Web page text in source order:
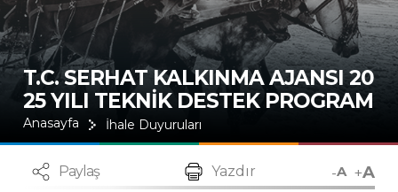
T.C. SERHAT KALKINMA AJANSI 20
25 YILI TEKNİK DESTEK PROGRAM
I (Referans No: TRA2-25-TD01) ÇAĞ
RISINA İLİŞKİN ÖNEMLİ DUYURU
Anasayfa İhale Duyuruları
Paylaş Yazdır -A +A